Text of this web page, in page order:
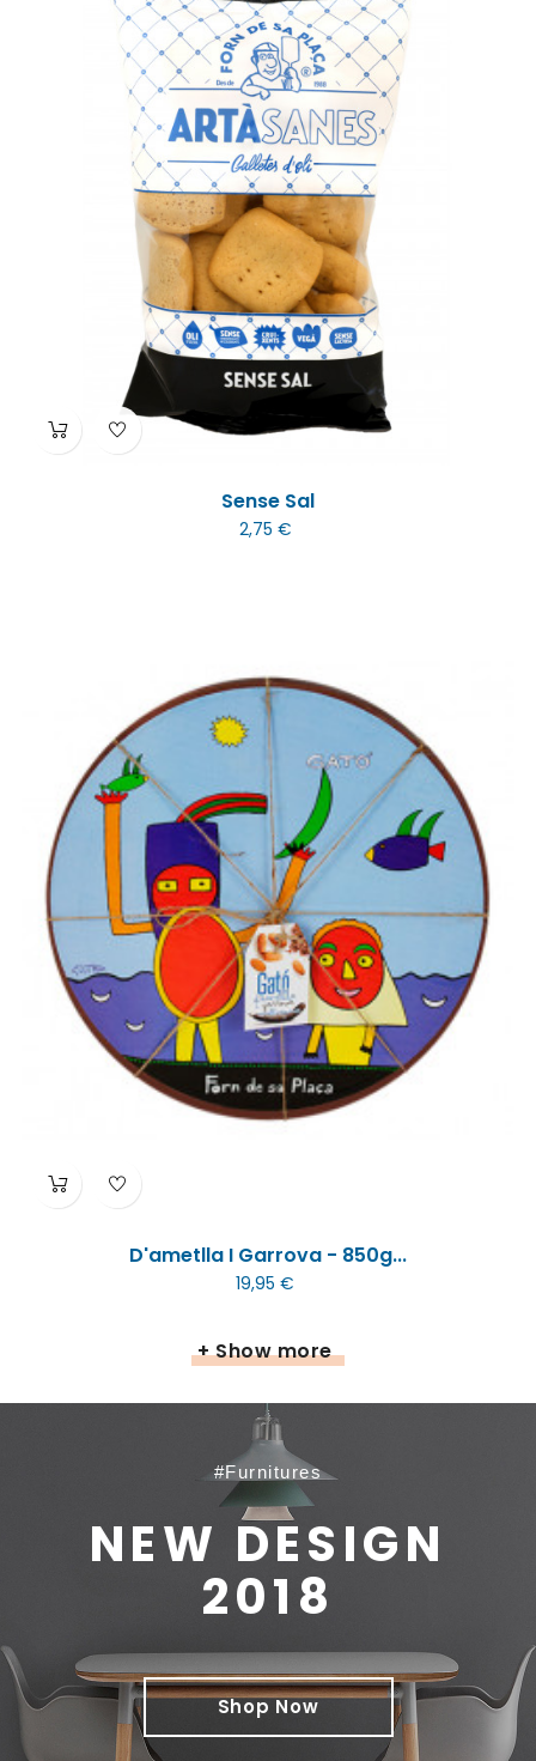
Sense Sal
2,75 €
D'ametlla I Garrova - 850g...
19,95 €
+ Show more
#Furnitures
NEW DESIGN
2018
Shop Now